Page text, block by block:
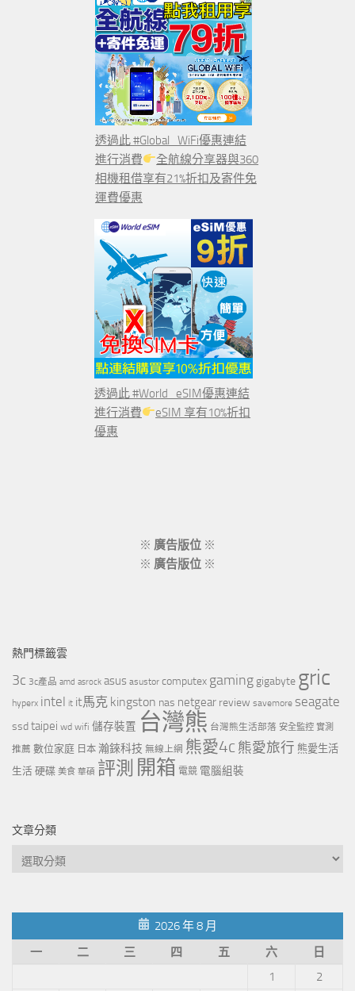
透過此 #Global_WiFi優惠連結
進行消費
全航線分享器與360
相機租借享有21%折扣及寄件免
運費優惠
透過此 #World_eSIM優惠連結
進行消費
eSIM 享有10%折扣
優惠
※ 廣告版位 ※
※ 廣告版位 ※
熱門標籤雲
3c 3c產品 amd asrock asus asustor computex gaming gigabyte gric
hyperx intel it it馬克 kingston nas netgear review savemore seagate
ssdtaipei wd wifi 儲存裝置 台灣熊 台灣熊生活部落 安全監控 實測
推薦 數位家庭 日本 瀚錸科技 無線上網 熊愛4c熊愛旅行 熊愛生活
生活 硬碟 美食 華碩 評測 開箱 電競 電腦組裝
文章分類
文
類
2026 年 8 月
一
二 三 四 五 六
日
1
2